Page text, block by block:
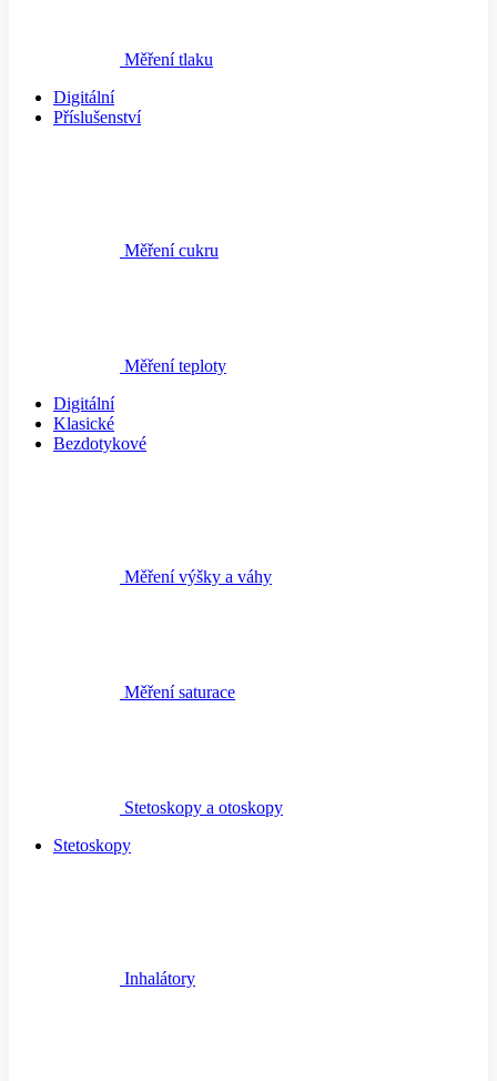
Měření tlaku
Digitální
Příslušenství
Měření cukru
Měření teploty
Digitální
Klasické
Bezdotykové
Měření výšky a váhy
Měření saturace
Stetoskopy a otoskopy
Stetoskopy
Inhalátory